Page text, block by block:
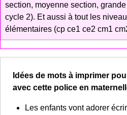
section, moyenne section,
cycle 2). Et aussi à tout les
élémentaires (cp ce1 ce2 cm1
Idées de mots à imprimer
avec cette police en
Les enfants vont adorer